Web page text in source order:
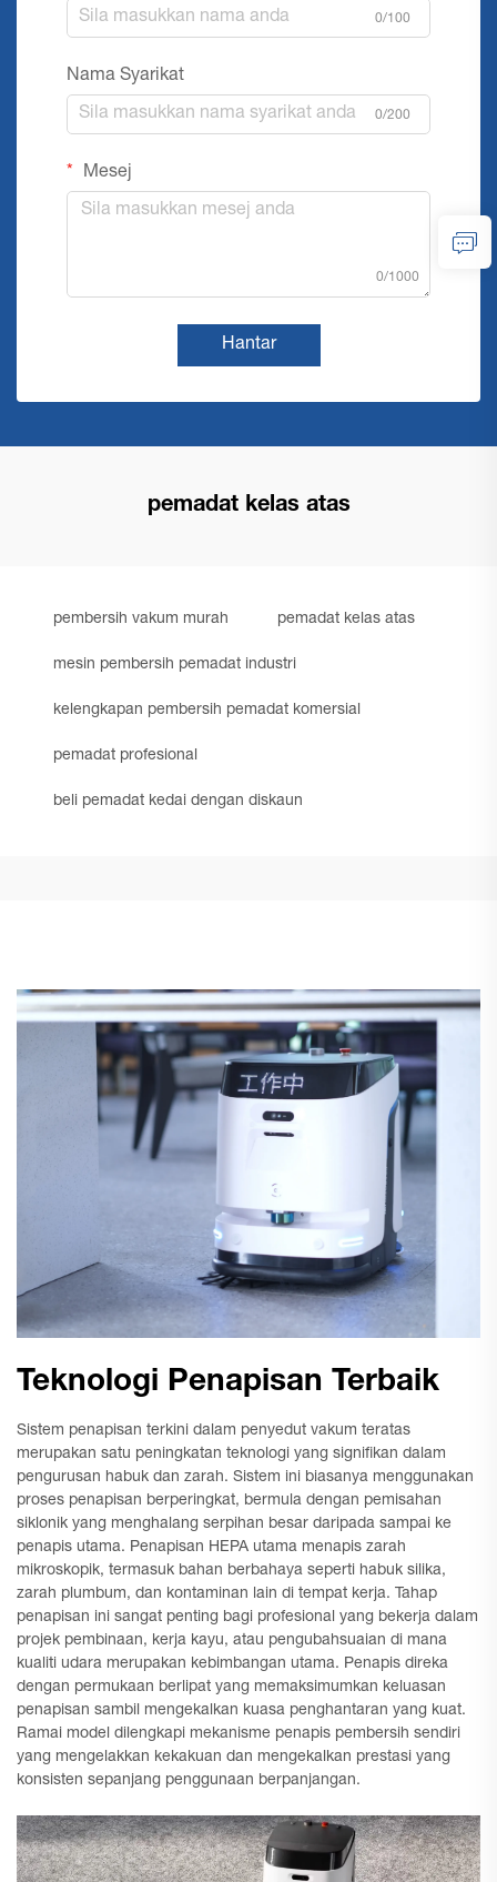
0/100
Nama Syarikat
0/200
Mesej
0/1000
Hantar
pemadat kelas atas
pembersih vakum murah pemadat kelas atas
mesin pembersih pemadat industri
kelengkapan pembersih pemadat komersial
pemadat profesional
beli pemadat kedai dengan diskaun
Teknologi Penapisan Terbaik
Sistem penapisan terkini dalam penyedut vakum teratas
merupakan satu peningkatan teknologi yang signifikan dalam
pengurusan habuk dan zarah. Sistem ini biasanya menggunakan
proses penapisan berperingkat, bermula dengan pemisahan
siklonik yang menghalang serpihan besar daripada sampai ke
penapis utama. Penapisan HEPA utama menapis zarah
mikroskopik, termasuk bahan berbahaya seperti habuk silika,
zarah plumbum, dan kontaminan lain di tempat kerja. Tahap
penapisan ini sangat penting bagi profesional yang bekerja dalam
projek pembinaan, kerja kayu, atau pengubahsuaian di mana
kualiti udara merupakan kebimbangan utama. Penapis direka
dengan permukaan berlipat yang memaksimumkan keluasan
penapisan sambil mengekalkan kuasa penghantaran yang kuat.
Ramai model dilengkapi mekanisme penapis pembersih sendiri
yang mengelakkan kekakuan dan mengekalkan prestasi yang
konsisten sepanjang penggunaan berpanjangan.